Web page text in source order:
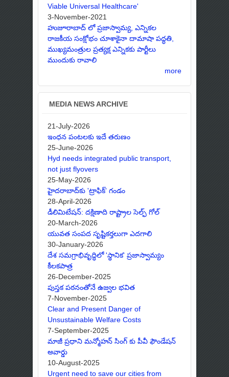
Viable Universal Healthcare'
3-November-2021
హుజూరాబాద్ లో ప్రజాస్వామ్య, ఎన్నికల
రాజకీయ సంక్షోభం చూశాకైనా దామాషా పద్ధతి,
ముఖ్యమంత్రుల ప్రత్యక్ష ఎన్నికకు పార్టీలు
ముందుకు రావాలి
more
MEDIA NEWS ARCHIVE
21-July-2026
ఇంధన పంటలకు ఇదే తరుణం
25-June-2026
Hyd needs integrated public transport,
not just flyovers
25-May-2026
హైదరాబాద్‌కు 'ట్రాఫిక్' గండం
28-April-2026
డీలిమిటేషన్: దక్షిణాది రాష్ట్రాల సెల్ఫ్ గోల్
20-March-2026
యువత సంపద సృష్టికర్తలుగా ఎదగాలి
30-January-2026
దేశ సమగ్రాభివృద్ధిలో 'స్థానిక' ప్రజాస్వామ్యం
కీలకపాత్ర
26-December-2025
పుస్తక పఠనంతోనే ఉజ్వల భవిత
7-November-2025
Clear and Present Danger of
Unsustainable Welfare Costs
7-September-2025
మాజీ ప్రధాని మన్మోహన్ సింగ్ కు పీవీ ఫౌండేషన్
అవార్డు
10-August-2025
Urgent need to save our cities from